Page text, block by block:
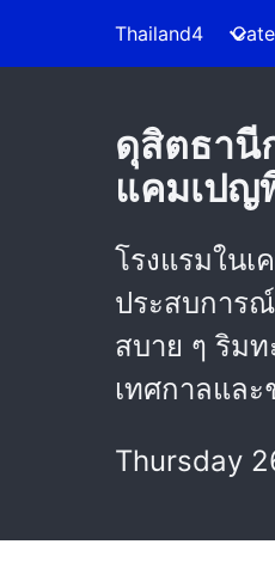
Thailand4
ดุสิตธานี
แคมเปญ
โรงแรมใน
ประสบการ
สบาย ๆ ริม
เทศกาลและ
Thursday